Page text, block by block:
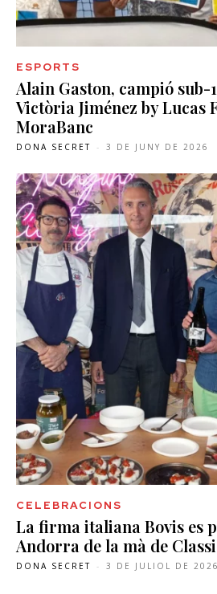
ESPORTS
Alain Gaston, campió
Victòria Jiménez by Lucas
MoraBanc
DONA SECRET - 3 DE JUNY DE 2026
CELEBRACIONS
La firma italiana Bovis es
Andorra de la mà de
DONA SECRET - 3 DE JULIOL DE 2026